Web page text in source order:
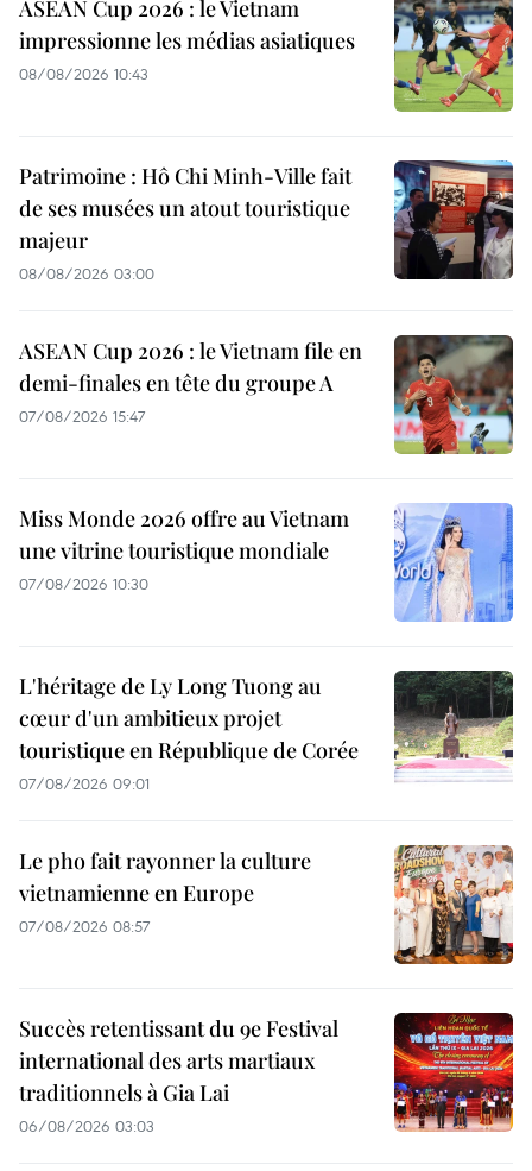
ASEAN Cup 2026 : le Vietnam
impressionne les médias asiatiques
08/08/2026 10:43
Patrimoine : Hô Chi Minh-Ville fait
de ses musées un atout touristique
majeur
08/08/2026 03:00
ASEAN Cup 2026 : le Vietnam file en
demi-finales en tête du groupe A
07/08/2026 15:47
Miss Monde 2026 offre au Vietnam
une vitrine touristique mondiale
07/08/2026 10:30
L'héritage de Ly Long Tuong au
cœur d'un ambitieux projet
touristique en République de Corée
07/08/2026 09:01
Le pho fait rayonner la culture
vietnamienne en Europe
07/08/2026 08:57
Succès retentissant du 9e Festival
international des arts martiaux
traditionnels à Gia Lai
06/08/2026 03:03